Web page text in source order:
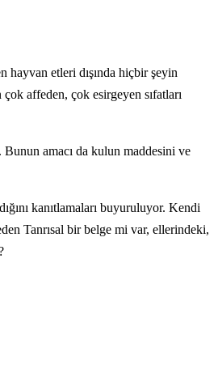
hayvan etleri dışında hiçbir şeyin
affeden, çok esirgeyen sıfatları
Bunun amacı da kulun maddesini ve
kanıtlamaları buyuruluyor. Kendi
Tanrısal bir belge mi var, ellerindeki,